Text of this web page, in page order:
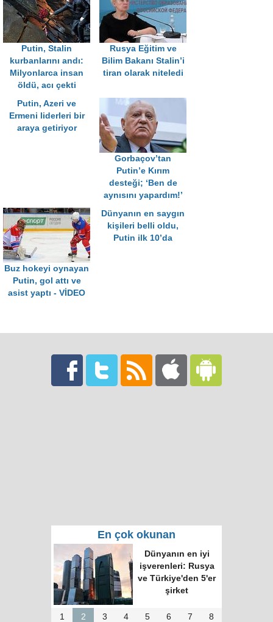
Putin, Stalin
kurbanlarını andı:
Milyonlarca insan
öldü, acı çekti
Rusya Eğitim ve
Bilim Bakanı Stalin’i
tiran olarak niteledi
Putin, Azeri ve
Ermeni liderleri bir
araya getiriyor
Gorbaçov’tan
Putin’e Kırım
desteği; ‘Ben de
aynısını yapardım!’
Buz hokeyi oynayan
Putin, gol attı ve
asist yaptı - VİDEO
Dünyanın en saygın
kişileri belli oldu,
Putin ilk 10’da
En çok okunan
Dünyanın en iyi
işverenleri: Rusya
ve Türkiye'den 5'er
şirket
1 2 3 4 5 6 7 8